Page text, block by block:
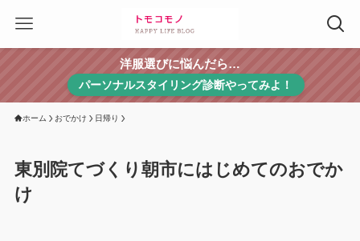
洋服選びに悩んだら…
パーソナルスタイリング診断やってみよ！
ホーム おでかけ 日帰り
東別院てづくり朝市にはじめてのおでか
け